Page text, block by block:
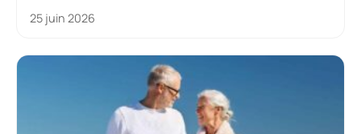
25 juin 2026